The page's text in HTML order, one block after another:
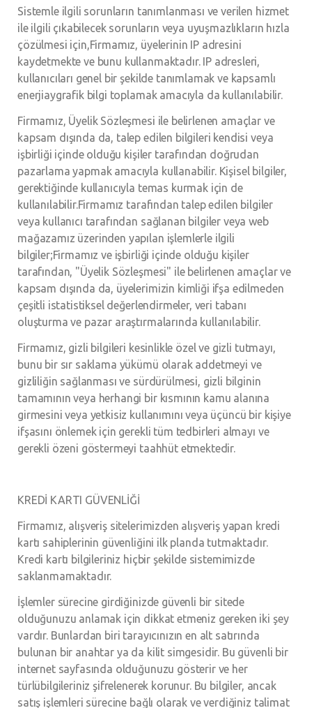
Sistemle ilgili sorunların tanımlanması ve verilen hizmet
ile ilgili çıkabilecek sorunların veya uyuşmazlıkların hızla
çözülmesi için,Firmamız, üyelerinin IP adresini
kaydetmekte ve bunu kullanmaktadır. IP adresleri,
kullanıcıları genel bir şekilde tanımlamak ve kapsamlı
enerjiaygrafik bilgi toplamak amacıyla da kullanılabilir.
Firmamız, Üyelik Sözleşmesi ile belirlenen amaçlar ve
kapsam dışında da, talep edilen bilgileri kendisi veya
işbirliği içinde olduğu kişiler tarafından doğrudan
pazarlama yapmak amacıyla kullanabilir. Kişisel bilgiler,
gerektiğinde kullanıcıyla temas kurmak için de
kullanılabilir.Firmamız tarafından talep edilen bilgiler
veya kullanıcı tarafından sağlanan bilgiler veya web
mağazamız üzerinden yapılan işlemlerle ilgili
bilgiler;Firmamız ve işbirliği içinde olduğu kişiler
tarafından, "Üyelik Sözleşmesi" ile belirlenen amaçlar ve
kapsam dışında da, üyelerimizin kimliği ifşa edilmeden
çeşitli istatistiksel değerlendirmeler, veri tabanı
oluşturma ve pazar araştırmalarında kullanılabilir.
Firmamız, gizli bilgileri kesinlikle özel ve gizli tutmayı,
bunu bir sır saklama yükümü olarak addetmeyi ve
gizliliğin sağlanması ve sürdürülmesi, gizli bilginin
tamamının veya herhangi bir kısmının kamu alanına
girmesini veya yetkisiz kullanımını veya üçüncü bir kişiye
ifşasını önlemek için gerekli tüm tedbirleri almayı ve
gerekli özeni göstermeyi taahhüt etmektedir.
KREDİ KARTI GÜVENLİĞİ
Firmamız, alışveriş sitelerimizden alışveriş yapan kredi
kartı sahiplerinin güvenliğini ilk planda tutmaktadır.
Kredi kartı bilgileriniz hiçbir şekilde sistemimizde
saklanmamaktadır.
İşlemler sürecine girdiğinizde güvenli bir sitede
olduğunuzu anlamak için dikkat etmeniz gereken iki şey
vardır. Bunlardan biri tarayıcınızın en alt satırında
bulunan bir anahtar ya da kilit simgesidir. Bu güvenli bir
internet sayfasında olduğunuzu gösterir ve her
türlübilgileriniz şifrelenerek korunur. Bu bilgiler, ancak
satış işlemleri sürecine bağlı olarak ve verdiğiniz talimat